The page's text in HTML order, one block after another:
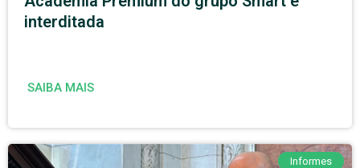
interditada
SAIBA MAIS
Informes